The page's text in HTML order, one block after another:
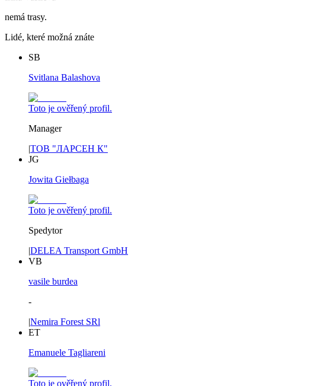
nemá trasy.
Lidé, které možná znáte
SB
Svitlana Balashova
Toto je ověřený profil.
Manager
|ТОВ "ЛАРСЕН К"
JG
Jowita Giełbaga
Toto je ověřený profil.
Spedytor
|DELEA Transport GmbH
VB
vasile burdea
-
|Nemira Forest SRl
ET
Emanuele Tagliareni
Toto je ověřený profil.